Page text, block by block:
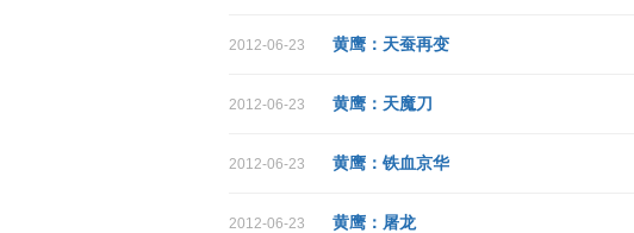
2012-06-23 黄鹰：天蚕再变
2012-06-23 黄鹰：天魔刀
2012-06-23 黄鹰：铁血京华
2012-06-23 黄鹰：屠龙